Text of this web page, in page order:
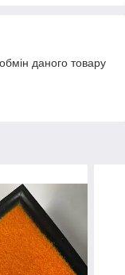
даного товару